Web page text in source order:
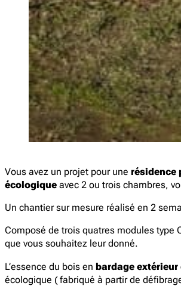
Vous avez un projet pour une résidence
écologique avec 2 ou trois chambres,
Un chantier sur mesure réalisé en 2
Composé de trois quatres modules type
que vous souhaitez leur donné.
L’essence du bois en bardage
écologique ( fabriqué à partir de